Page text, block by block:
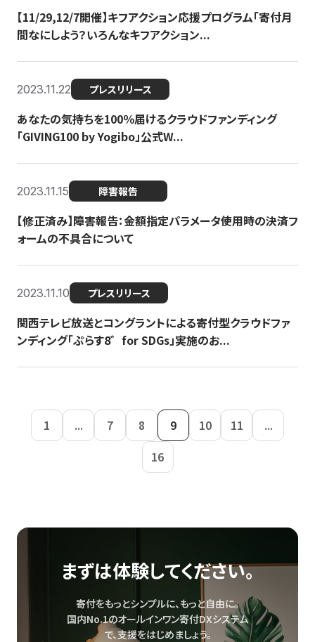
【11/29,12/7開催】キフアクション応援プログラム「寄付月
間なにしよう？いろんなキフアクション...
2023.11.22 プレスリリース
あなたの気持ちを100％届けるクラウドファンディング
「GIVING100 by Yogibo」公式W...
2023.11.15 障害報告
【修正済み】障害報告：金額指定パラメータ使用時の決済フ
ォームの不具合について
2023.11.10 プレスリリース
関西テレビ放送とコングラントによる寄付型クラウドファ
ンディング「ぷらす8゛for SDGs」実施のお...
1 ... 7 8 9 10 11
...
16
まずは体験してください。
寄付をもっとシンプルに、もっと自由に。
国内No.1のオールインワン寄付DXシステム
で、支援をはじめましょう。